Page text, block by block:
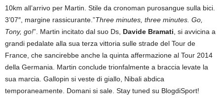
10km all’arrivo per Martin. Stile da cronoman purosangue sulla bici.
3’07″, margine rassicurante.”Three minutes, three minutes. Go,
Tony, go!”. Martin incitato dal suo Ds, Davide Bramati , si avvicina a
grandi pedalate alla sua terza vittoria sulle strade del Tour de
France, che sancirebbe anche la quinta affermazione al Tour 2014
della Germania. Martin conclude trionfalmente a braccia levate la
sua marcia. Gallopin si veste di giallo, Nibali abdica
temporaneamente. Domani si sale. Stay tuned su BlogdiSport!